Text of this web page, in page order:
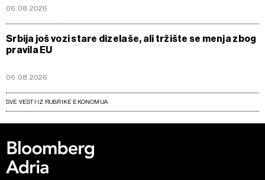
06.08.2026
Srbija još vozi stare dizelaše, ali tržište se menja zbog
pravila EU
06.08.2026
SVE VESTI IZ RUBRIKE EKONOMIJA